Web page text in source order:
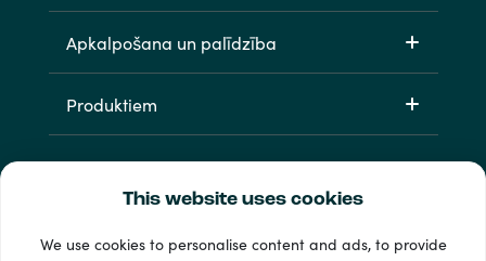
This website uses cookies
We use cookies to personalise content and ads, to provide
Apkalpošana un palīdzība
Produktiem